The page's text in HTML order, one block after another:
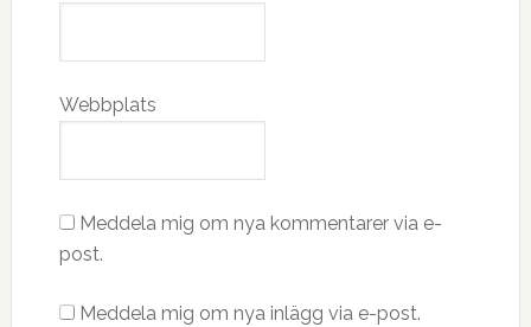
Webbplats
Meddela mig om nya kommentarer via e-
post.
Meddela mig om nya inlägg via e-post.